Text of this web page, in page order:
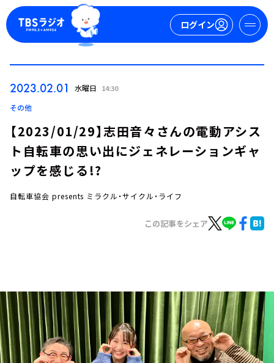
ログイン
イベント・グッズ
YouTube
会社情報
2023.02.01 水曜日 14:30
その他
【2023/01/29】志田音々さんの電動アシス
ト自転車の思い出にジェネレーションギャ
ップを感じる!?
自転車協会 presents ミラクル・サイクル・ライフ
この記事をシェア